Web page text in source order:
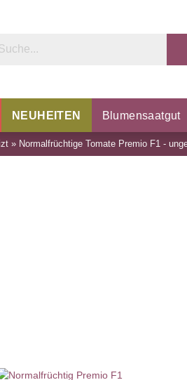
NEUHEITEN Blumensaatgut
Wurzel & Knollen Microgreens
» Normalfrüchtige Tomate Premio F1 -